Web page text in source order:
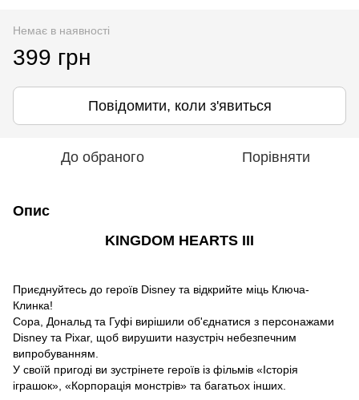
Немає в наявності
399 грн
Повідомити, коли з'явиться
До обраного Порівняти
Опис
KINGDOM HEARTS III
Приєднуйтесь до героїв Disney та відкрийте міць Ключа-
Клинка!
Сора, Дональд та Гуфі вирішили об'єднатися з персонажами
Disney та Pixar, щоб вирушити назустріч небезпечним
випробуванням.
У своїй пригоді ви зустрінете героїв із фільмів «Історія
іграшок», «Корпорація монстрів» та багатьох інших.